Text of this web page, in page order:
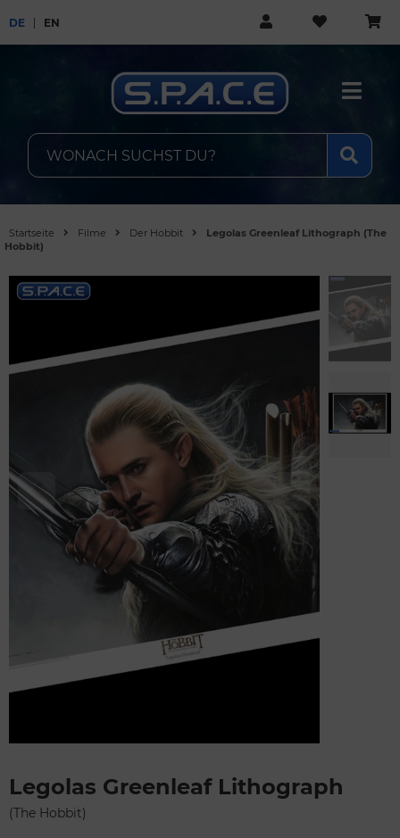
DE EN
Startseite Filme Der Hobbit
Legolas Greenleaf Lithograph (The
Hobbit)
Legolas Greenleaf Lithograph
(The Hobbit)